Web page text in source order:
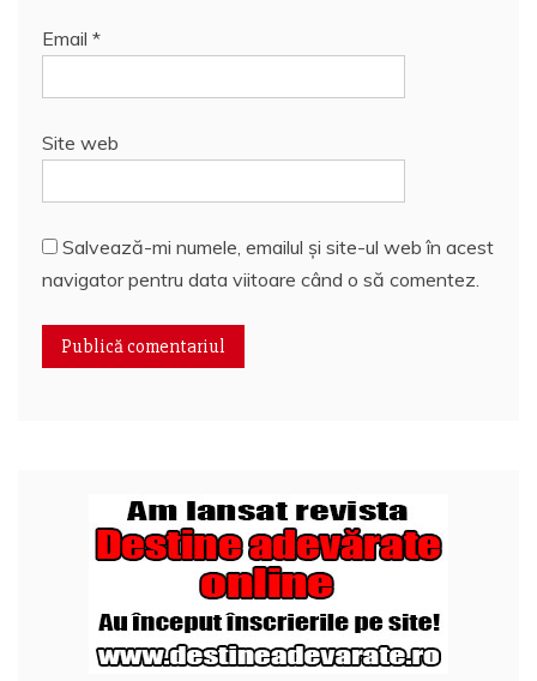
Email *
Site web
Salvează-mi numele, emailul și site-ul web în acest
navigator pentru data viitoare când o să comentez.